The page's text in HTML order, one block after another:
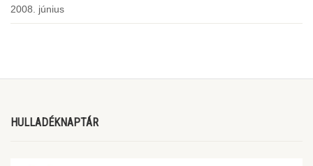
2008. június
HULLADÉKNAPTÁR